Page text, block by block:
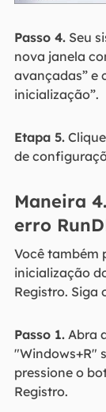
Passo 4.Seu
nova janela
avançadas” e
inicialização”.
Etapa 5.
de
Maneira
erro
Você também
inicialização
Registro. Siga
Passo 1.Abra
"Windows+R"
pressione o
Registro.